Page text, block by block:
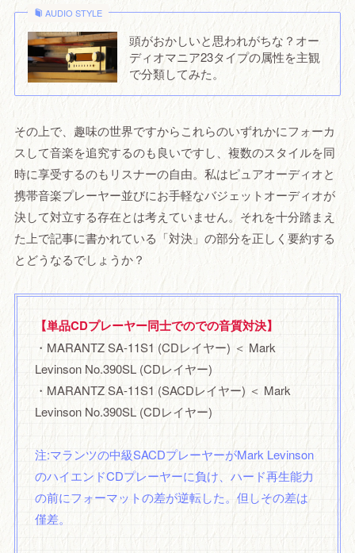
AUDIO STYLE
頭がおかしいと思われがちな？オー
ディオマニア23タイプの属性を主観
で分類してみた。
その上で、趣味の世界ですからこれらのいずれかにフォーカ
スして音楽を追究するのも良いですし、複数のスタイルを同
時に享受するのもリスナーの自由。私はピュアオーディオと
携帯音楽プレーヤー並びにお手軽なバジェットオーディオが
決して対立する存在とは考えていません。それを十分踏まえ
た上で記事に書かれている「対決」の部分を正しく要約する
とどうなるでしょうか？
【単品CDプレーヤー同士でのでの音質対決】
・MARANTZ SA-11S1 (CDレイヤー) ＜ Mark
Levinson No.390SL (CDレイヤー)
・MARANTZ SA-11S1 (SACDレイヤー) ＜ Mark
Levinson No.390SL (CDレイヤー)
注:マランツの中級SACDプレーヤーがMark Levinson
のハイエンドCDプレーヤーに負け、ハード再生能力
の前にフォーマットの差が逆転した。但しその差は
僅差。